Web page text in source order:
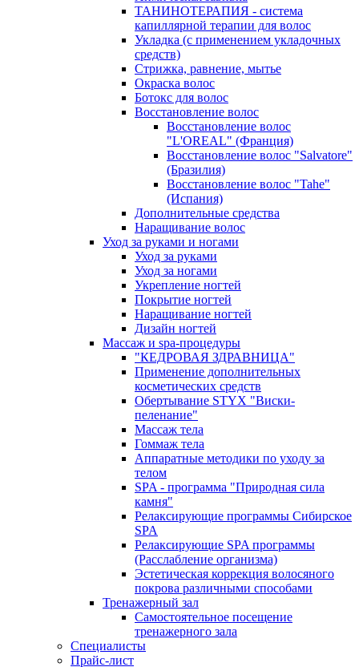
ТАНИНОТЕРАПИЯ - система
капиллярной терапии для волос
Укладка (с применением укладочных
средств)
Стрижка, равнение, мытье
Окраска волос
Ботокс для волос
Восстановление волос
Восстановление волос
"L'OREAL" (Франция)
Восстановление волос "Salvatore"
(Бразилия)
Восстановление волос "Tahe"
(Испания)
Дополнительные средства
Наращивание волос
Уход за руками и ногами
Уход за руками
Уход за ногами
Укрепление ногтей
Покрытие ногтей
Наращивание ногтей
Дизайн ногтей
Массаж и spa-процедуры
"КЕДРОВАЯ ЗДРАВНИЦА"
Применение дополнительных
косметических средств
Обертывание STYX "Виски-
пеленание"
Массаж тела
Гоммаж тела
Аппаратные методики по уходу за
телом
SPA - программа "Природная сила
камня"
Релаксирующие программы Сибирское
SPA
Релаксирующие SPA программы
(Расслабление организма)
Эстетическая коррекция волосяного
покрова различными способами
Тренажерный зал
Самостоятельное посещение
тренажерного зала
Специалисты
Прайс-лист